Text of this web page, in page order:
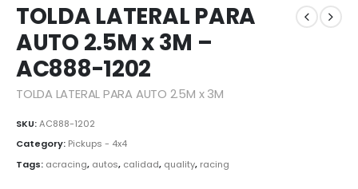
TOLDA LATERAL PARA
AUTO 2.5M x 3M –
AC888-1202
TOLDA LATERAL PARA AUTO 2.5M x 3M
SKU:AC888-1202
Category: Pickups - 4x4
Tags: acracing, autos, calidad, quality, racing